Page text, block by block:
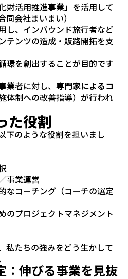
財活用推進事業」を活用して
会社まいまい）
し、インバウンド旅行者など
テンツの造成・販路開拓を支
環を創出することが目的です
業者に対し、 専門家によるコ
体制への改善指導）が行われ
た役割
下のような役割を担いまし
事業運営
なコーチング（コーチの選定
のプロジェクトマネジメント
私たちの強みをどう生かして
：伸びる事業を見抜